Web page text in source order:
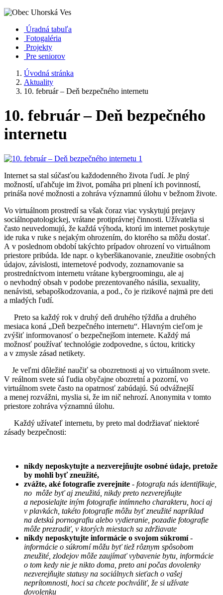
Úradná tabuľa
Fotogaléria
Projekty
Pre seniorov
Úvodná stránka
Aktuality
10. február – Deň bezpečného internetu
10. február – Deň bezpečného
internetu
Internet sa stal súčasťou každodenného života ľudí. Je plný
možností, uľahčuje im život, pomáha pri plnení ich povinností,
prináša nové možnosti a zohráva významnú úlohu v bežnom živote.
Vo virtuálnom prostredí sa však čoraz viac vyskytujú prejavy
sociálnopatologickej, vrátane protiprávnej činnosti. Užívatelia si
často neuvedomujú, že každá výhoda, ktorú im internet poskytuje
ide ruka v ruke s nejakým ohrozením, do ktorého sa môžu dostať.
A v poslednom období takýchto prípadov ohrození vo virtuálnom
priestore pribúda. Ide napr. o kyberšikanovanie, zneužitie osobných
údajov, závislosti, internetové podvody, zoznamovanie sa
prostredníctvom internetu vrátane kybergroomingu, ale aj
o nevhodný obsah v podobe prezentovaného násilia, sexuality,
nenávisti, sebapoškodzovania, a pod., čo je rizikové najmä pre deti
a mladých ľudí.
Preto sa každý rok v druhý deň druhého týždňa a druhého
mesiaca koná „Deň bezpečného internetu“. Hlavným cieľom je
zvýšiť informovanosť o bezpečnejšom internete. Každý má
možnosť používať technológie zodpovedne, s úctou, kriticky
a v zmysle zásad netikety.
Je veľmi dôležité naučiť sa obozretnosti aj vo virtuálnom svete.
V reálnom svete sú ľudia obyčajne obozretní a pozorní, vo
virtuálnom svete často na opatrnosť zabúdajú. Sú odvážnejší
a menej rozvážni, myslia si, že im nič nehrozí. Anonymita v tomto
priestore zohráva významnú úlohu.
Každý užívateľ internetu, by preto mal dodržiavať niektoré
zásady bezpečnosti:
nikdy neposkytujte a nezverejňujte osobné údaje, pretože
by mohli byť zneužité,
zvážte, aké fotografie zverejníte - fotografa nás identifikuje,
no môže byť aj zneužitá, nikdy preto nezverejňujte
a neposielajte iným fotografie intímneho charakteru, hoci aj
v plavkách, takéto fotografie môžu byť zneužité napríklad
na detskú pornografiu alebo vydieranie, pozadie fotografie
môže prezradiť, v ktorých miestach sa zdržiavate
nikdy neposkytujte informácie o svojom súkromí-
informácie o súkromí môžu byť tiež rôznym spôsobom
zneužité, zlodejov môže zaujímať vybavenie bytu, informácie
o tom kedy nie je nikto doma, preto ani počas dovolenky
nezverejňujte statusy na sociálnych sieťach o vašej
neprítomnosti, hoci sa chcete pochváliť, že si užívate
dovolenku